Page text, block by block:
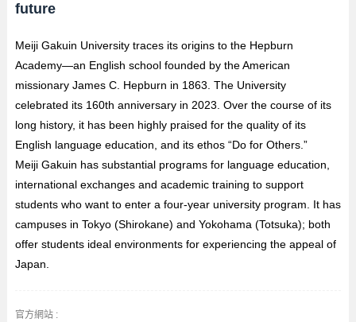
future
Meiji Gakuin University traces its origins to the Hepburn
Academy—an English school founded by the American
missionary James C. Hepburn in 1863. The University
celebrated its 160th anniversary in 2023. Over the course of its
long history, it has been highly praised for the quality of its
English language education, and its ethos “Do for Others.”
Meiji Gakuin has substantial programs for language education,
international exchanges and academic training to support
students who want to enter a four-year university program. It has
campuses in Tokyo (Shirokane) and Yokohama (Totsuka); both
offer students ideal environments for experiencing the appeal of
Japan.
官方網站 :